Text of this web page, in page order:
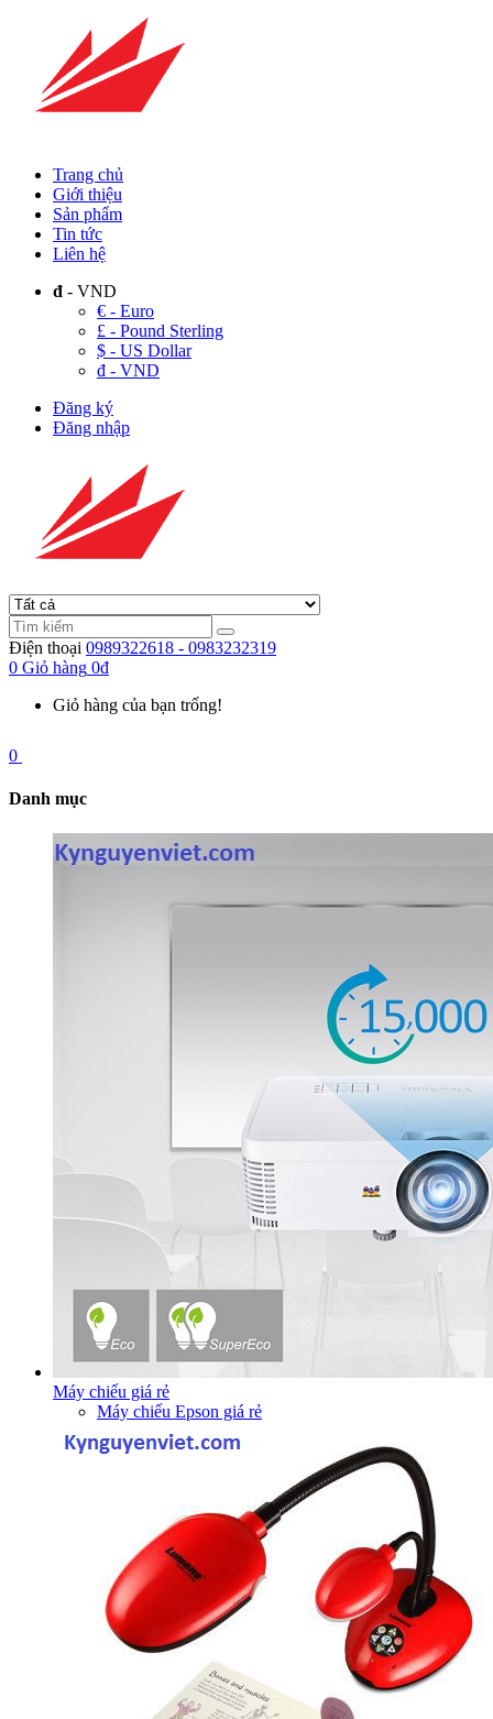
Trang chủ
Giới thiệu
Sản phẩm
Tin tức
Liên hệ
đ - VND
€ - Euro
£ - Pound Sterling
$ - US Dollar
đ - VND
Đăng ký
Đăng nhập
Điện thoại 0989322618 - 0983232319
0 Giỏ hàng 0đ
Giỏ hàng của bạn trống!
0
Danh mục
Máy chiếu giá rẻ
Máy chiếu Epson giá rẻ